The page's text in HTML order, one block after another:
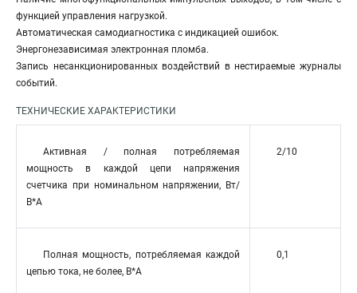
функцией управления нагрузкой.
Автоматическая самодиагностика с индикацией ошибок.
Энергонезависимая электронная пломба.
Запись несанкционированных воздействий в нестираемые журналы
событий.
ТЕХНИЧЕСКИЕ ХАРАКТЕРИСТИКИ
Активная / полная потребляемая
мощность в каждой цепи напряжения
счетчика при номинальном напряжении, Вт/
В*А
2/10
Полная мощность, потребляемая каждой
цепью тока, не более, В*А
0,1